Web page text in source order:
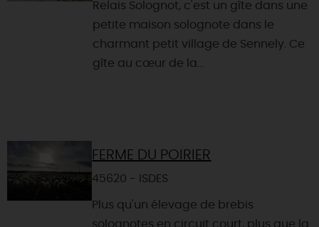
Relais Solognot, c'est un gîte dans une
petite maison solognote dans le
charmant petit village de Sennely. Ce
gîte au cœur de la...
FERME DU POIRIER
45620 - ISDES
Plus qu'un élevage de brebis
solognotes en circuit court, plus que la